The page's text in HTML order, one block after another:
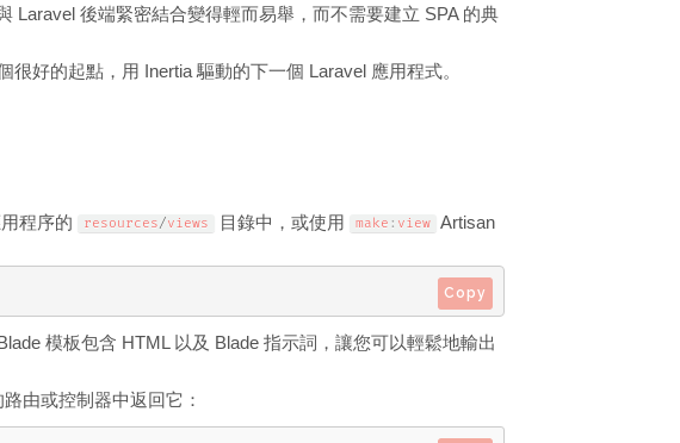
Laravel 後端緊密結合變得輕而易舉，而不需要建立 SPA 的典
很好的起點，用 Inertia 驅動的下一個 Laravel 應用程式。
程序的 resources/views 目錄中，或使用 make : view
Artisan
Copy
模板包含 HTML 以及 Blade 指示詞，讓您可以輕鬆地輸出
由或控制器中返回它：